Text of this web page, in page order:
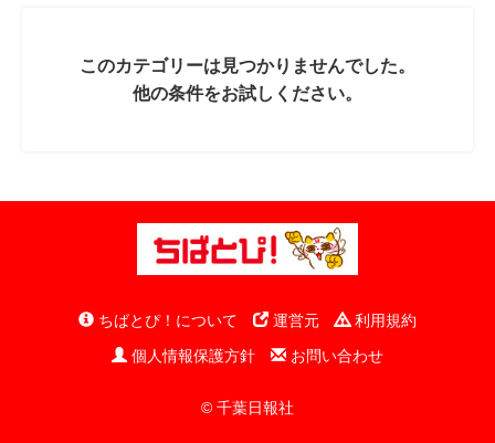
このカテゴリーは見つかりませんでした。
他の条件をお試しください。
ちばとぴ！について 運営元
利用規約
個人情報保護方針
お問い合わせ
© 千葉日報社